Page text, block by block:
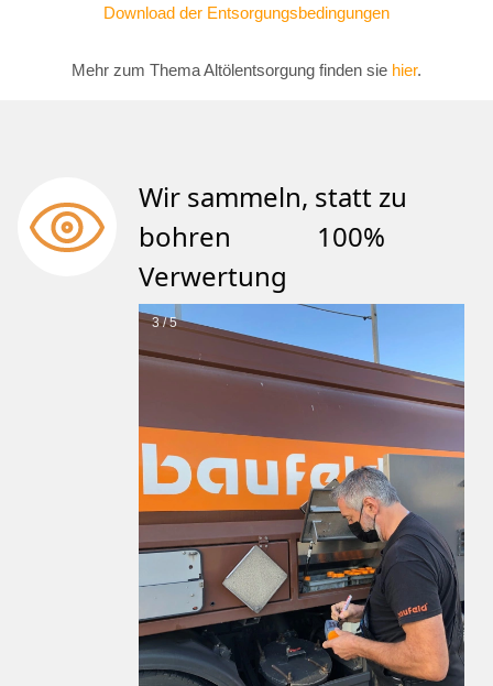
Download der Entsorgungsbedingungen
Mehr zum Thema Altölentsorgung finden sie hier.
Wir sammeln, statt zu
bohren 100%
Verwertung
3 / 5